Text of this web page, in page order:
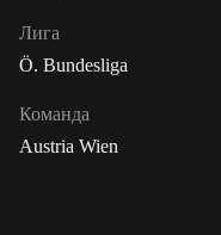
Лига
Ö. Bundesliga
Команда
Austria Wien